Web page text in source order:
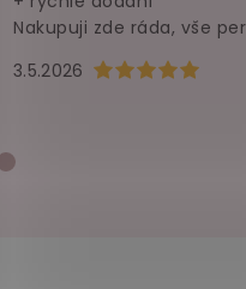
Hodnocení
3.5.2026
Nakupuji zde ráda, vše